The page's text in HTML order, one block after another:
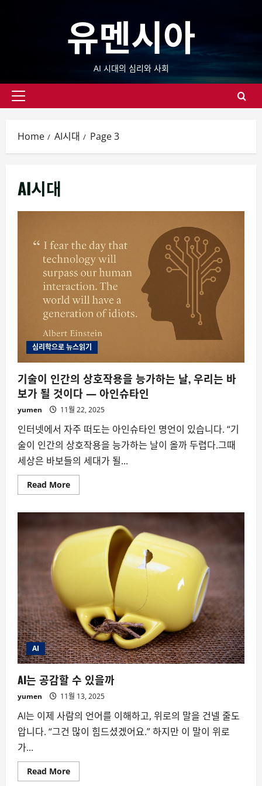
유멘시아
AI 시대의 심리와 사회
Primary
Home AI시대 Page 3
AI시대
심리학으로 뉴스읽기
기술이 인간의 상호작용을 능가하는 날, 우리는 바
보가 될 것이다 ― 아인슈타인
yumen 11월 22, 2025
인터넷에서 자주 떠도는 아인슈타인 명언이 있습니다. “기
술이 인간의 상호작용을 능가하는 날이 올까 두렵다.그때
세상은 바보들의 세대가 될...
Read MoreRead
more
인
간
능
가
하
는
날,
우
리
는
바
가
될
것
다
―
아
인
인
AI
AI는 공감할 수 있을까
yumen 11월 13, 2025
AI는 이제 사람의 언어를 이해하고, 위로의 말을 건넬 줄도
압니다. “그건 많이 힘드셨겠어요.” 하지만 이 말이 위로
가...
Read MoreRead
more